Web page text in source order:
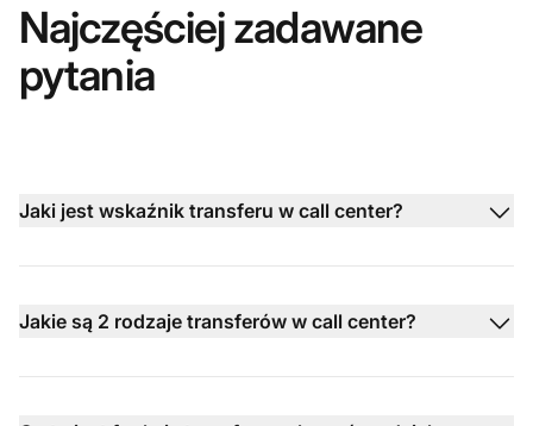
Najczęściej zadawane
pytania
Jaki jest wskaźnik transferu w call center?
Jakie są 2 rodzaje transferów w call center?